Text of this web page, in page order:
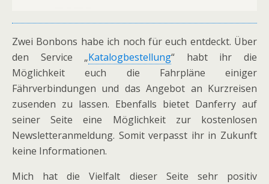
Zwei Bonbons habe ich noch für euch entdeckt. Über
den Service „Katalogbestellung“ habt ihr die
Möglichkeit euch die Fahrpläne einiger
Fährverbindungen und das Angebot an Kurzreisen
zusenden zu lassen. Ebenfalls bietet Danferry auf
seiner Seite eine Möglichkeit zur kostenlosen
Newsletteranmeldung. Somit verpasst ihr in Zukunft
keine Informationen.
Mich hat die Vielfalt dieser Seite sehr positiv